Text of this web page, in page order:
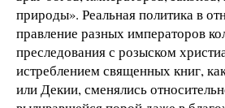
природы». Реальная политика в
правление разных императоров
преследования с розыском
истреблением священных книг,
или Декии, сменялись